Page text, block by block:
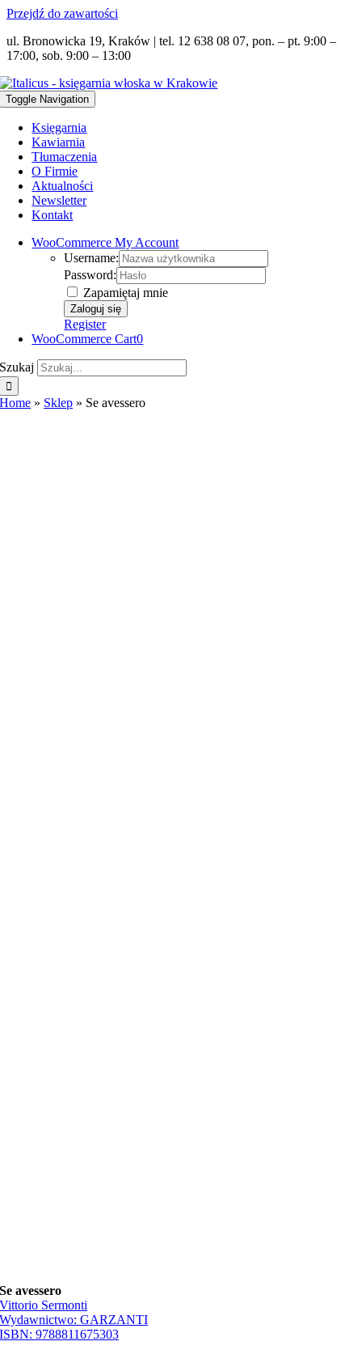
Przejdź do zawartości
ul. Bronowicka 19, Kraków | tel. 12 638 08 07, pon. – pt. 9:00 –
17:00, sob. 9:00 – 13:00
Toggle Navigation
Księgarnia
Kawiarnia
Tłumaczenia
O Firmie
Aktualności
Newsletter
Kontakt
WooCommerce My Account
Username:
Password:
Zapamiętaj mnie
Register
WooCommerce Cart0
Szukaj
Home » Sklep » Se avessero
Se avessero
Vittorio Sermonti
Wydawnictwo:GARZANTI
ISBN:9788811675303